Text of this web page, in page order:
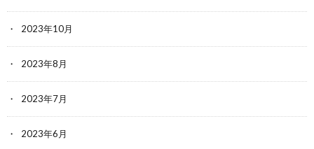
2023年10月
2023年8月
2023年7月
2023年6月